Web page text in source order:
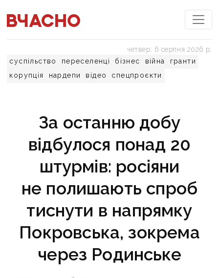
суспільство переселенці бізнес війна
гранти
корупція
нардепи відео спецпроєкти
четвер, 6 серпня 2026 р.
За останню добу
відбулося понад 20
штурмів: росіяни
не полишають спроб
тиснути в напрямку
Покровська, зокрема
через Родинське